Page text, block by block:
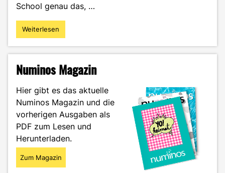
School genau das, …
"Start-
up
gemacht
mit
der
KTUR
Summer
School"
Weiterlesen
Numinos Magazin
Hier gibt es das aktuelle
Numinos Magazin und die
vorherigen Ausgaben als
PDF zum Lesen und
Herunterladen.
Zum Magazin